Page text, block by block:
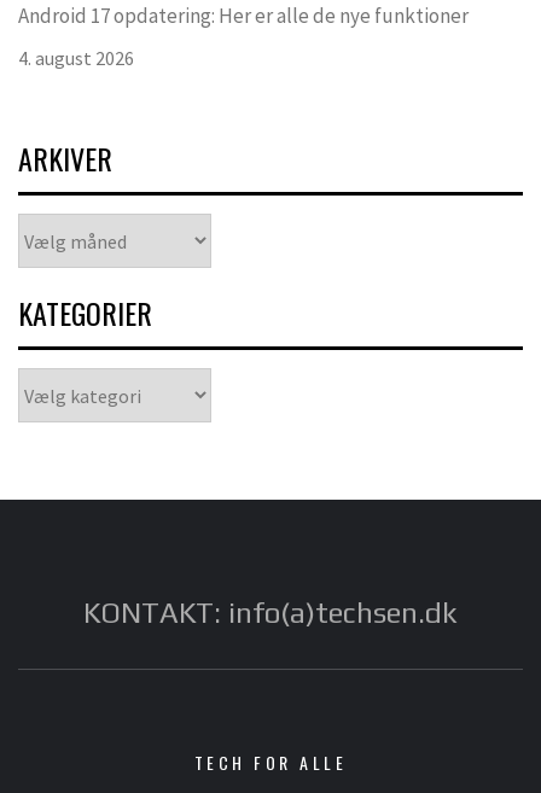
Android 17 opdatering: Her er alle de nye funktioner
4. august 2026
ARKIVER
KATEGORIER
KONTAKT: info(a)techsen.dk
TECH FOR ALLE